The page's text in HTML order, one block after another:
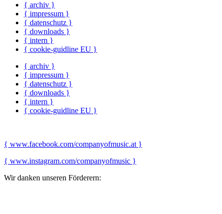
{ archiv }
{ impressum }
{ datenschutz }
{ downloads }
{ intern }
{ cookie-guidline EU }
{ archiv }
{ impressum }
{ datenschutz }
{ downloads }
{ intern }
{ cookie-guidline EU }
{ www.facebook.com/companyofmusic.at }
{ www.instagram.com/companyofmusic }
Wir danken unseren Förderern: